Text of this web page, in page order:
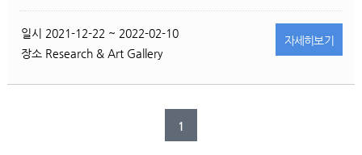
일시 2021-12-22 ~ 2022-02-10
장소 Research & Art Gallery
자세히보기
1